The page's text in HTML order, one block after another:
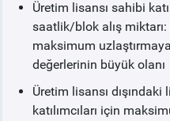
Üretim lisansı sahibi
saatlik/blok alış miktarı:
maksimum
değerlerinin büyük olanı
Üretim lisansı
katılımcıları için